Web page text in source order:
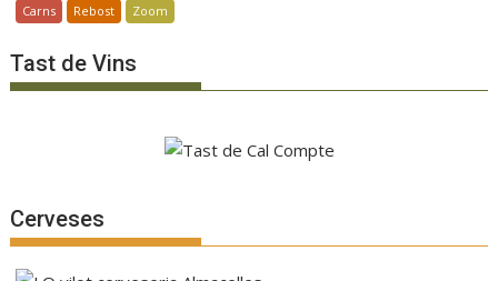
Carns Rebost Zoom
Tast de Vins
Cerveses